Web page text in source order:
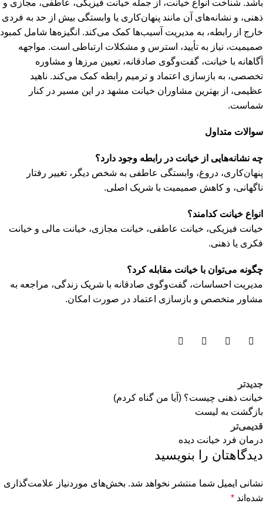
باشد. شناخت انواع خیانت، از جمله خیانت فیزیکی، عاطفی، مجازی و
ذهنی، و نشانه‌های آن مانند پنهان‌کاری یا وابستگی بیش از حد به فردی
خارج از رابطه، به مدیریت آسیب‌ها کمک می‌کند. انگیزه‌ها شامل کمبود
صمیمیت، نیاز به تأیید، استرس و مشکلات ارتباطی است. مواجهه
آگاهانه با خیانت، گفت‌وگوی صادقانه، تعیین مرزها و مشاوره
تخصصی، به بازسازی اعتماد و ترمیم رابطه کمک می‌کند. ناهید
عظیمی، از بهترین مشاوران خیانت مشهد در این مسیر در کنار
شماست.
سوالات متداول
چه نشانه‌هایی از خیانت در رابطه وجود دارد؟
پنهان‌کاری، دروغ، وابستگی عاطفی به شخص دیگر، تغییر رفتار
ناگهانی، و کاهش صمیمیت با شریک اصلی.
انواع خیانت کدامند؟
خیانت فیزیکی، خیانت عاطفی، خیانت مجازی، خیانت مالی و خیانت
فکری یا ذهنی.
چگونه می‌توان با خیانت مقابله کرد؟
مدیریت احساسات، گفت‌وگوی صادقانه با شریک زندگی، مراجعه به
مشاور متخصص و بازسازی اعتماد در صورت امکان.
جدیدتر
خیانت ذهنی چیست؟ (آیا من گناه کردم)
بازگشت به لیست
قدیمی‌تر
درمان فرد خیانت دیده
دیدگاهتان را بنویسید
نشانی ایمیل شما منتشر نخواهد شد. بخش‌های موردنیاز علامت‌گذاری
شده‌اند *